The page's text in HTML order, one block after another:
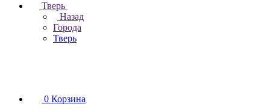
Тверь
Назад
Города
Тверь
0 Корзина